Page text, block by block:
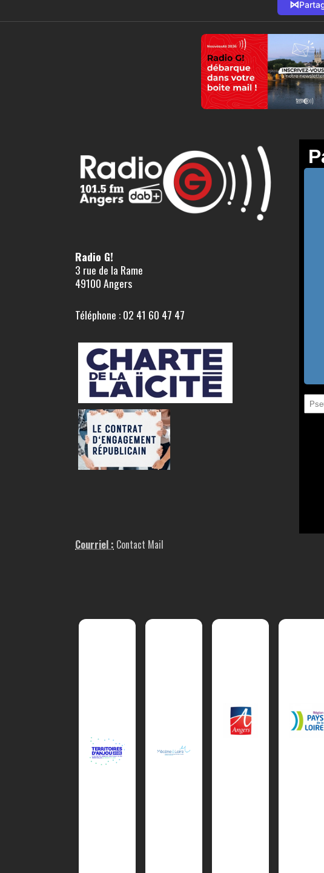
⋈
Radio G!
3 rue de la Rame
49100 Angers
Téléphone : 02 41 60 47 47
Courriel : Contact Mail